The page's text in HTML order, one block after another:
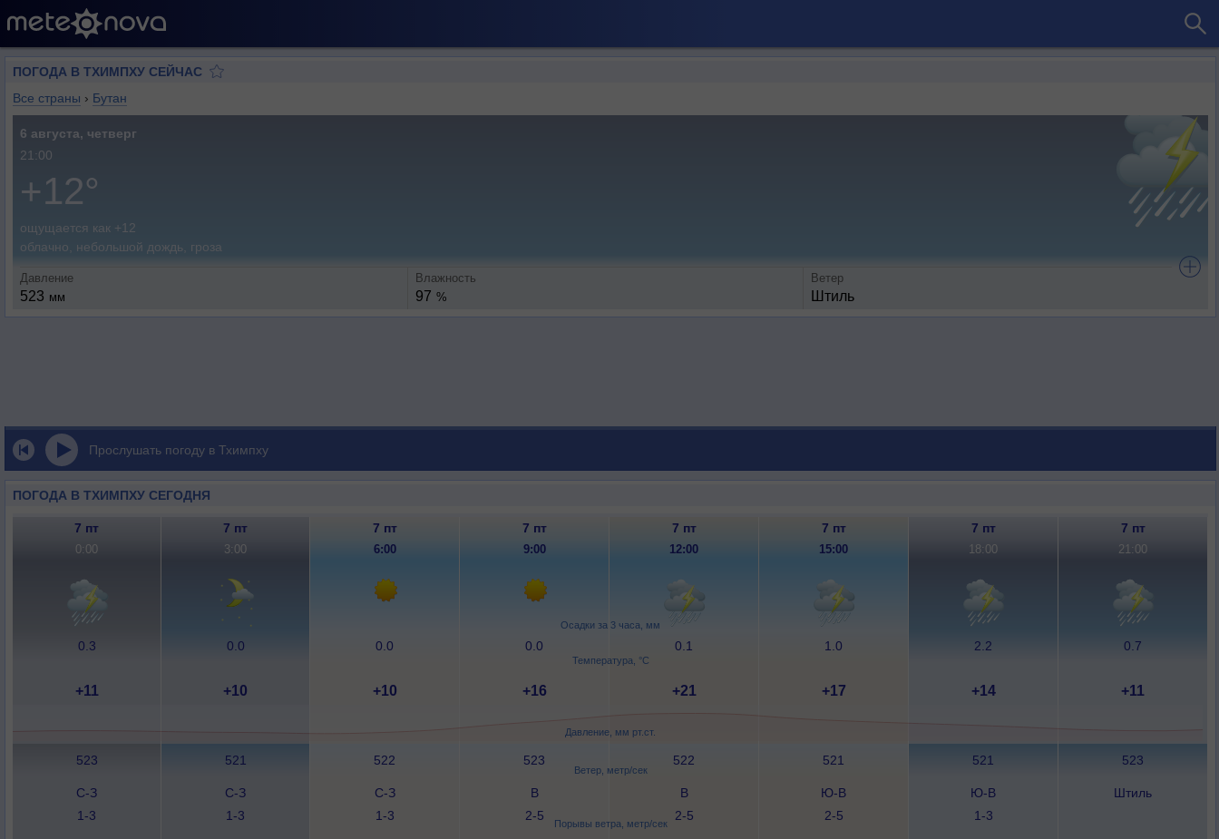
ПОГОДА В ТХИМПХУ СЕЙЧАС
Все страны › Бутан
6 августа, четверг
21:00
+12°
ощущается как +12
облачно, небольшой дождь, гроза
Давление
523 мм
Влажность
97 %
Ветер
Штиль
Прослушать погоду в Тхимпху
ПОГОДА В ТХИМПХУ СЕГОДНЯ
Осадки за 3 часа, мм
Температура, °C
Давление, мм рт.ст.
Ветер, метр/сек
Порывы ветра, метр/сек
7 пт 7 пт 7 пт 7 пт 7 пт 7 пт 7 пт 7 пт
0:00 3:00 6:00 9:00 12:00 15:00 18:00 21:00
0.3 0.0 0.0 0.0 0.1 1.0 2.2 0.7
+11 +10 +10 +16 +21 +17 +14 +11
523 521 522 523 522 521 521 523
С-З
1-3
С-З
1-3
С-З
1-3
В
2-5
В
2-5
Ю-В
2-5
Ю-В
1-3
Штиль